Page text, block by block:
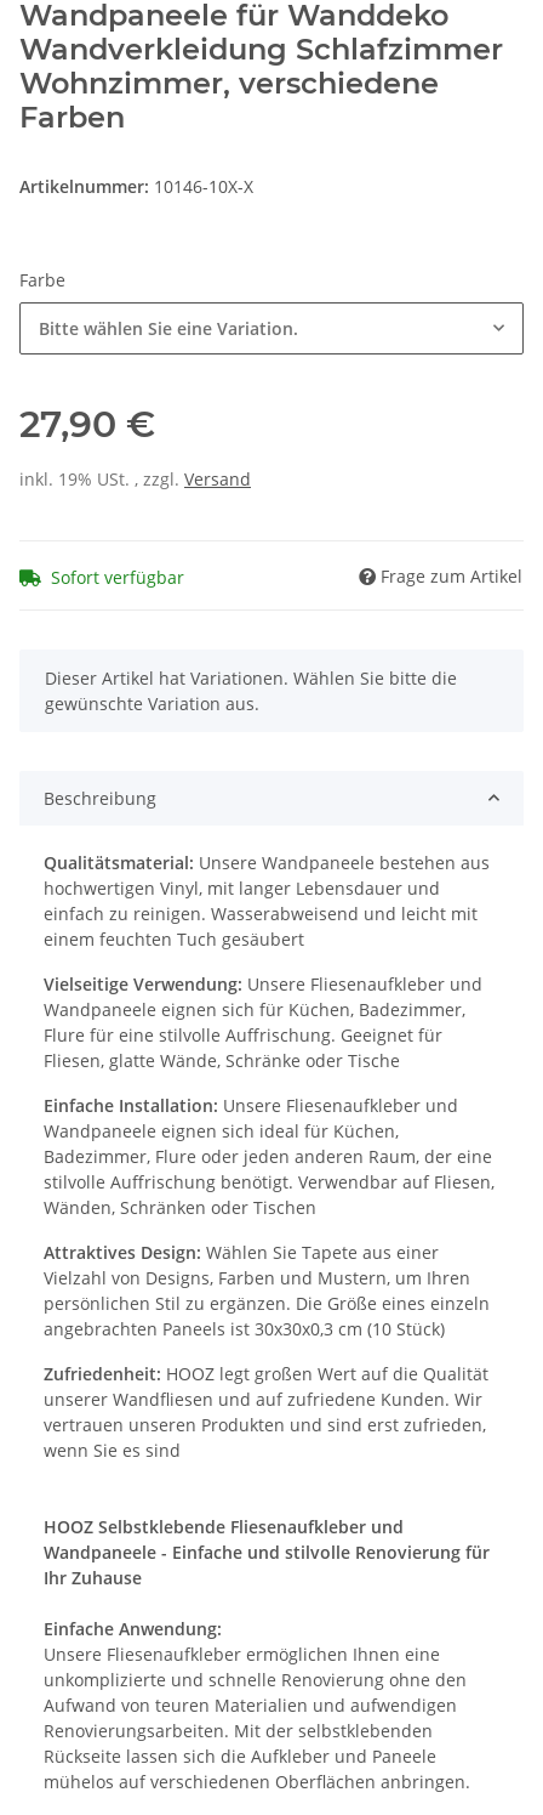
Wandpaneele für Wanddeko
Wandverkleidung Schlafzimmer
Wohnzimmer, verschiedene
Farben
Artikelnummer: 10146-10X-X
Farbe
Bitte wählen Sie eine Variation.
27,90 €
inkl. 19% USt. , zzgl. Versand
Sofort verfügbar Frage zum Artikel
x
Dieser Artikel hat Variationen. Wählen Sie bitte die
gewünschte Variation aus.
Beschreibung
Qualitätsmaterial: Unsere Wandpaneele bestehen aus
hochwertigen Vinyl, mit langer Lebensdauer und
einfach zu reinigen. Wasserabweisend und leicht mit
einem feuchten Tuch gesäubert
Vielseitige Verwendung: Unsere Fliesenaufkleber und
Wandpaneele eignen sich für Küchen, Badezimmer,
Flure für eine stilvolle Auffrischung. Geeignet für
Fliesen, glatte Wände, Schränke oder Tische
Einfache Installation: Unsere Fliesenaufkleber und
Wandpaneele eignen sich ideal für Küchen,
Badezimmer, Flure oder jeden anderen Raum, der eine
stilvolle Auffrischung benötigt. Verwendbar auf Fliesen,
Wänden, Schränken oder Tischen
Attraktives Design: Wählen Sie Tapete aus einer
Vielzahl von Designs, Farben und Mustern, um Ihren
persönlichen Stil zu ergänzen. Die Größe eines einzeln
angebrachten Paneels ist 30x30x0,3 cm (10 Stück)
Zufriedenheit: HOOZ legt großen Wert auf die Qualität
unserer Wandfliesen und auf zufriedene Kunden. Wir
vertrauen unseren Produkten und sind erst zufrieden,
wenn Sie es sind
HOOZ Selbstklebende Fliesenaufkleber und
Wandpaneele - Einfache und stilvolle Renovierung für
Ihr Zuhause
Einfache Anwendung:
Unsere Fliesenaufkleber ermöglichen Ihnen eine
unkomplizierte und schnelle Renovierung ohne den
Aufwand von teuren Materialien und aufwendigen
Renovierungsarbeiten. Mit der selbstklebenden
Rückseite lassen sich die Aufkleber und Paneele
mühelos auf verschiedenen Oberflächen anbringen.